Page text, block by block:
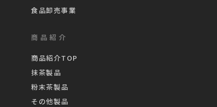
食品卸売事業
商品紹介
商品紹介TOP
抹茶製品
粉末茶製品
その他製品